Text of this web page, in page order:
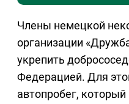
Члены немецкой
организации
укрепить
Федерацией. Для
автопробег,